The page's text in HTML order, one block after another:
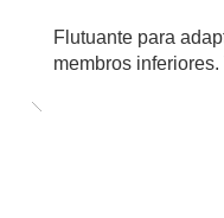
Flutuante para
membros